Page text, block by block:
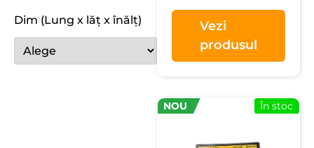
Dim (Lung x lăț x înălț)
Vezi
produsul
NOU În stoc